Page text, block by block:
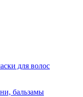
для волос
бальзамы